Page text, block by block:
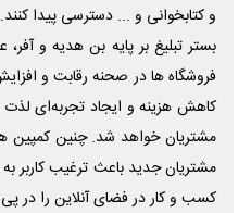
و کتابخوانی و ... دسترسی پیدا کنند.
بستر تبلیغ بر پایه بن هدیه و
فروشگاه ها در صحنه رقابت و
کاهش هزینه و ایجاد تجربه‌ای
مشتریان خواهد شد. چنین
مشتریان جدید باعث ترغیب کاربر
کسب و کار در فضای آنلاین را در